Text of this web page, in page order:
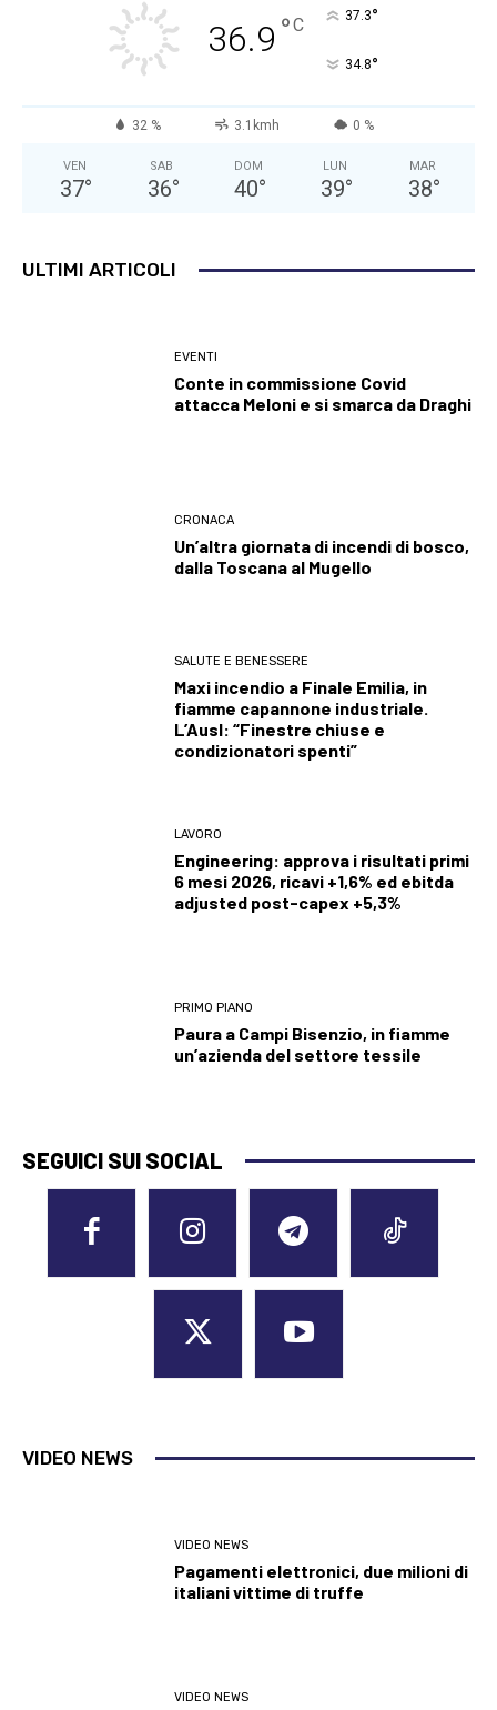
36.9 °C 37.3°
34.8°
32 % 3.1kmh 0 %
VEN
37°
SAB
36°
DOM
40°
LUN
39°
MAR
38°
ULTIMI ARTICOLI
EVENTI
Conte in commissione Covid
attacca Meloni e si smarca da Draghi
CRONACA
Un’altra giornata di incendi di bosco,
dalla Toscana al Mugello
SALUTE E BENESSERE
Maxi incendio a Finale Emilia, in
fiamme capannone industriale.
L’Ausl: “Finestre chiuse e
condizionatori spenti”
LAVORO
Engineering: approva i risultati primi
6 mesi 2026, ricavi +1,6% ed ebitda
adjusted post-capex +5,3%
PRIMO PIANO
Paura a Campi Bisenzio, in fiamme
un’azienda del settore tessile
SEGUICI SUI SOCIAL
VIDEO NEWS
VIDEO NEWS
Pagamenti elettronici, due milioni di
italiani vittime di truffe
VIDEO NEWS